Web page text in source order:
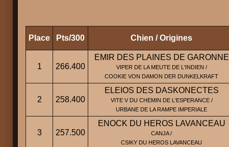
Place Pts/300 Chien / Origines
1 266.400
EMIR DES PLAINES DE GARONNE
VIPER DE LA MEUTE DE L'INDIEN /
COOKIE VON DAMON DER DUNKELKRAFT
2 258.400
ELEIOS DES DASKONECTES
VITE V DU CHEMIN DE L'ESPERANCE /
URBANE DE LA RAMPE IMPERIALE
3 257.500
ENOCK DU HEROS LAVANCEAU
CANJA /
CSIKY DU HEROS LAVANCEAU